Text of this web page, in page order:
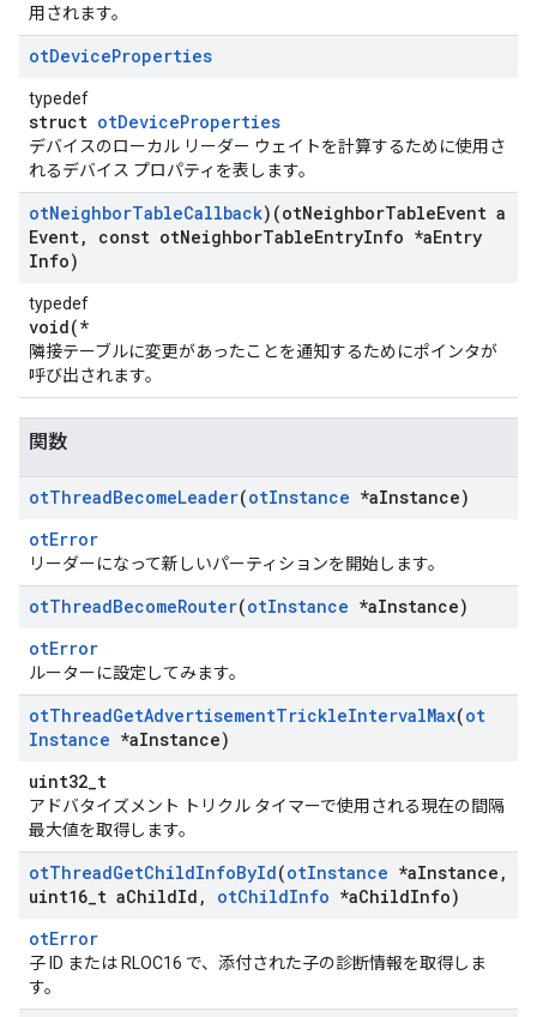
用されます。
otDeviceProperties
typedef
struct otDeviceProperties
デバイスのローカル リーダー ウェイトを計算するために使用さ
れるデバイス プロパティを表します。
otNeighborTableCallback)(otNeighborTableEvent a
Event, const otNeighborTableEntryInfo *aEntry
Info)
typedef
void(*
隣接テーブルに変更があったことを通知するためにポインタが
呼び出されます。
関数
otThreadBecomeLeader(otInstance *aInstance)
otError
リーダーになって新しいパーティションを開始します。
otThreadBecomeRouter(otInstance *aInstance)
otError
ルーターに設定してみます。
otThreadGetAdvertisementTrickleIntervalMax(ot
Instance *aInstance)
uint32_t
アドバタイズメント トリクル タイマーで使用される現在の間隔
最大値を取得します。
otThreadGetChildInfoById(otInstance *aInstance ,
uint16 t aChildId , otChildInfo *aChildInfo)
otError
子 ID または RLOC16 で、添付された子の診断情報を取得しま
す。